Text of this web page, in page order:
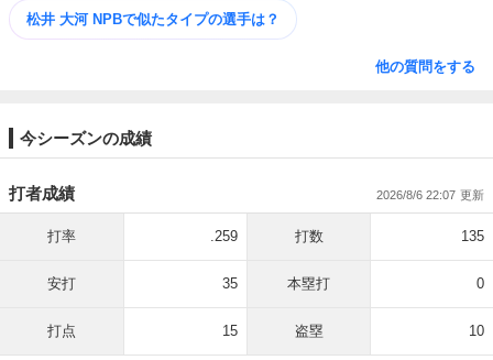
松井 大河 NPBで似たタイプの選手は？
他の質問をする
今シーズンの成績
打者成績 2026/8/6 22:07
打率 .259 打数 135
安打 35 本塁打 0
打点 15 盗塁 10